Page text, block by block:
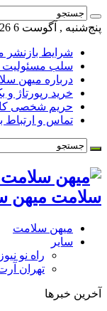
پنج‌شنبه , آگوست 6 2026
شرایط بازنشر
سلب مسئولیت
درباره میهن
خرید رپورتاژ
حریم شخصی
تماس و ارتباط
سلامت میهن
میهن سلامت
سایر
راه نو نیوز
تهران
آخرین خبرها